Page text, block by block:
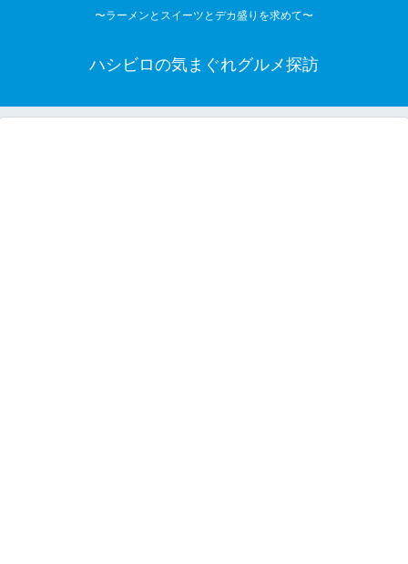
〜ラーメンとスイーツとデカ盛りを求めて〜
ハシビロの気まぐれグルメ探訪